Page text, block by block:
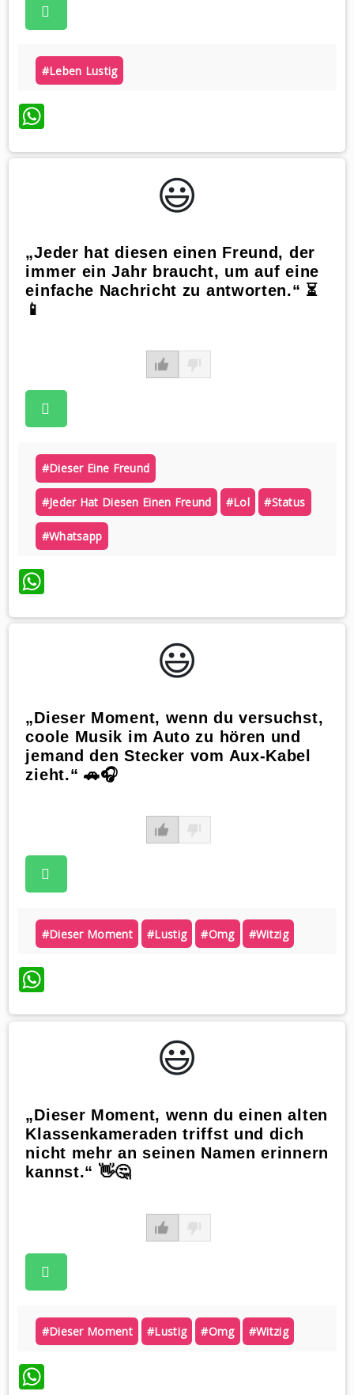
#leben Lustig
WhatsApp
😃️
„Jeder hat diesen einen Freund, der
immer ein Jahr braucht, um auf eine
einfache Nachricht zu antworten.“ ⏳
📱
#dieser Eine Freund
#jeder Hat Diesen Einen Freund #lol #status
#whatsapp
WhatsApp
😃️
„Dieser Moment, wenn du versuchst,
coole Musik im Auto zu hören und
jemand den Stecker vom Aux-Kabel
zieht.“ 🚗🎧
#dieser Moment #lustig #omg #witzig
WhatsApp
😃️
„Dieser Moment, wenn du einen alten
Klassenkameraden triffst und dich
nicht mehr an seinen Namen erinnern
kannst.“ 👋🤔
#dieser Moment #lustig #omg #witzig
WhatsApp